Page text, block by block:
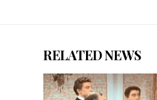
RELATED NEWS